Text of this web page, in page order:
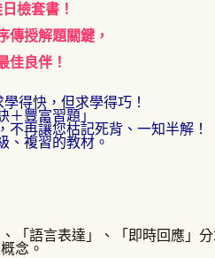
檢套書！
傳授解題關鍵，
佳良伴！
得快，但求學得巧！
＋豐富習題」
再讓您枯記死背、一知半解！
、複習的教材。
「語言表達」、「即時回應」分
念。